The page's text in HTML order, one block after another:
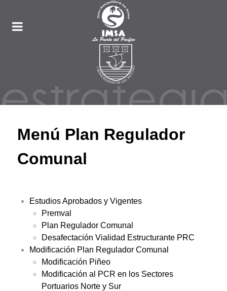
Menú Plan Regulador
Comunal
Estudios Aprobados y Vigentes
Premval
Plan Regulador Comunal
Desafectación Vialidad Estructurante PRC
Modificación Plan Regulador Comunal
Modificación Piñeo
Modificación al PCR en los Sectores
Portuarios Norte y Sur